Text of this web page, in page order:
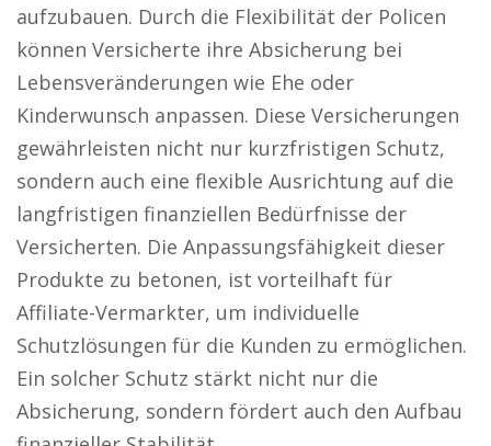
aufzubauen. Durch die Flexibilität der Policen
können Versicherte ihre Absicherung bei
Lebensveränderungen wie Ehe oder
Kinderwunsch anpassen. Diese Versicherungen
gewährleisten nicht nur kurzfristigen Schutz,
sondern auch eine flexible Ausrichtung auf die
langfristigen finanziellen Bedürfnisse der
Versicherten. Die Anpassungsfähigkeit dieser
Produkte zu betonen, ist vorteilhaft für
Affiliate-Vermarkter, um individuelle
Schutzlösungen für die Kunden zu ermöglichen.
Ein solcher Schutz stärkt nicht nur die
Absicherung, sondern fördert auch den Aufbau